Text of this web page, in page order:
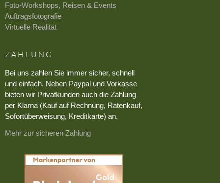
Foto-Workshops, Reisen & Events
Auftragsfotografie
Virtuelle Realität
ZAHLUNG
Bei uns zahlen Sie immer sicher, schnell
und einfach. Neben Paypal und Vorkasse
bieten wir Privatkunden auch die Zahlung
per Klarna (Kauf auf Rechnung, Ratenkauf,
Sofortüberweisung, Kreditkarte) an.
Mehr zur sicheren Zahlung